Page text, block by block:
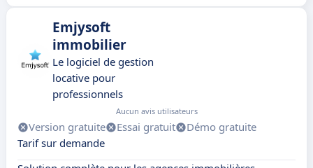
Emjysoft
immobilier
Le logiciel de gestion
locative pour
professionnels
Aucun avis utilisateurs
Version gratuite Essai gratuit
Démo gratuite
Tarif sur demande